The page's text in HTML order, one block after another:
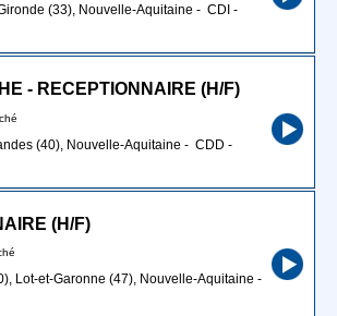
(33), Nouvelle-Aquitaine - CDI -
- RECEPTIONNAIRE (H/F)
(40), Nouvelle-Aquitaine - CDD -
(H/F)
Lot-et-Garonne (47), Nouvelle-Aquitaine -